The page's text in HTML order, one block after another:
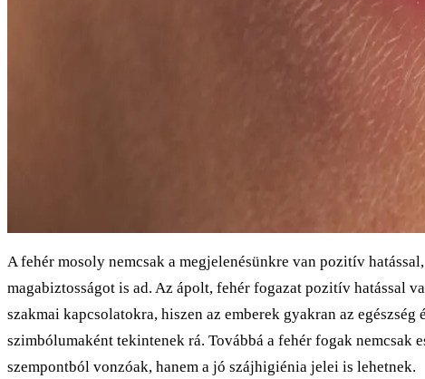
A fehér mosoly nemcsak a megjelenésünkre van pozitív
magabiztosságot is ad. Az ápolt, fehér fogazat pozitív hatással
szakmai kapcsolatokra, hiszen az emberek gyakran az egészség
szimbólumaként tekintenek rá. Továbbá a fehér fogak nemcsak
szempontból vonzóak, hanem a jó szájhigiénia jelei is lehetnek.